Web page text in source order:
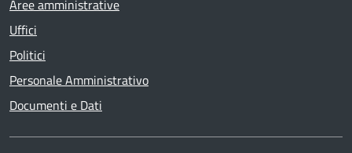
Aree amministrative
Uffici
Politici
Personale Amministrativo
Documenti e Dati